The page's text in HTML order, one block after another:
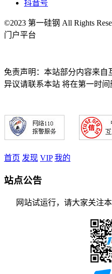
抖音号
©2023 第一硅钢 All Rights
门户平台
免责声明：本站部分内容来自
异议请联系本站 将在第一时
首页 发现 VIP 我的
站点公告
网站试运行，请大家关注